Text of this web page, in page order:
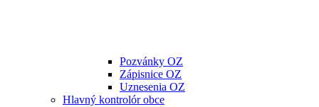
Pozvánky OZ
Zápisnice OZ
Uznesenia OZ
Hlavný kontrolór obce